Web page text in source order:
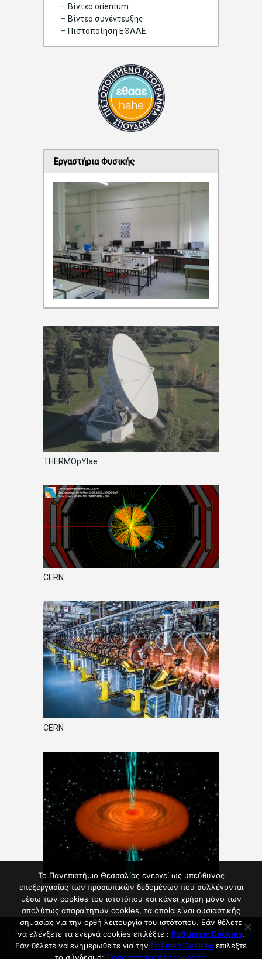
– Βίντεο orientum
– Bίντεο συνέντευξης
– Πιστοποίηση ΕΘΑΑΕ
Εργαστήρια Φυσικής
THERMOpYlae
CERN
CERN
ESA
© Copyright 2021 | All Rights Reserved - Department of Physics,
University of Thessaly, (+30)2231060139, e-mail : g-phys@uth.gr,
facebook: tmimafysikis |
Το Πανεπιστήμιο Θεσσαλίας ενεργεί ως υπεύθυνος
επεξεργασίας των προσωπικών δεδομένων που συλλέγονται
μέσω των cookies του ιστοτόπου και κάνει χρήση μόνο των
απολύτως απαραίτητων cookies, τα οποία είναι ουσιαστικής
σημασίας για την ορθή λειτουργία του ιστότοπου. Εάν θέλετε
να ελέγξετε τα ενεργά cookies επιλέξτε : Ρυθμίσεις Cookies.
Εάν θέλετε να ενημερωθείτε για την Πολιτική Cookies επιλέξτε